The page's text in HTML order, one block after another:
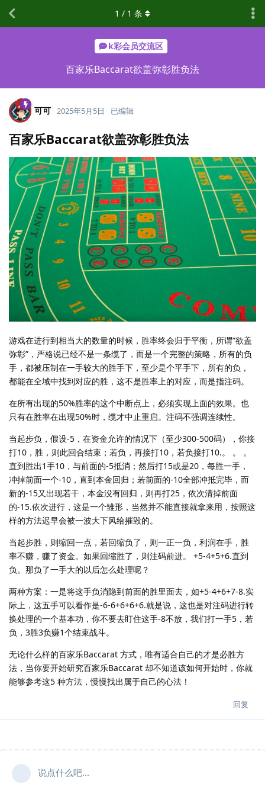
k彩会员交流区
百家乐Baccarat欲盖弥彰胜负法
1 / 1 条
可可 2025年5月5日 已编辑
百家乐Baccarat欲盖弥彰胜负法
游戏在进行到相当大的数量的时候，胜率终会归于平衡，所谓“欲盖
弥彰”，严格说已经不是一条缆了，而是一个完整的策略，所有的负
手，都被压制在一手较大的胜手下，至少是个平手下，所有的负，
都能在全域中找到对应的胜，这不是胜率上的对应，而是指注码。
在所有出现的50%胜率的这个中断点上，必须实现上面的效果。也
只有在胜率在出现50%时，缆才中止重启。注码不强调连续性。
当起步负，假设-5，在资金允许的情况下（至少300-500码），你接
打10，胜，则此回合结束；若负，再接打10，若负接打10.。 。 。
直到胜出1手10，与前面的-5抵消；然后打15或是20，每胜一手，
冲掉前面一个-10，直到本金回归；若前面的-10全部冲抵完毕，而
新的-15又出现若干，本金没有回归，则再打25，依次清掉前面
的-15.依次进行，这是一个雏形，当然并不能直接就拿来用，按照这
样的方法迟早会被一波大下风给摧毁的。
当起步胜，则缩回一点，若回缩负了，则一正一负，利润在手，胜
率不赚，赚了资金。如果回缩胜了，则注码前进。 +5-4+5+6.直到
负。那负了一手大的以后怎么处理呢？
两种方案：一是将这手负消隐到前面的胜里面去，如+5-4+6+7-8.实
际上，这五手可以看作是-6-6+6+6+6.就是说，这也是对注码进行转
换处理的一个基本功，你不要去盯住这手-8不放，我们打一手5，若
负，3胜3负赚1个结束战斗。
无论什么样的百家乐Baccarat 方式，唯有适合自己的才是必胜方
法，当你要开始研究百家乐Baccarat 却不知道该如何开始时，你就
能够参考这5 种方法，慢慢找出属于自己的心法！
回复
说点什么吧...